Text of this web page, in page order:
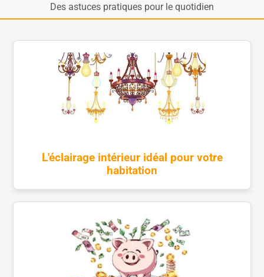
Des astuces pratiques pour le quotidien
L'éclairage intérieur idéal pour votre
habitation